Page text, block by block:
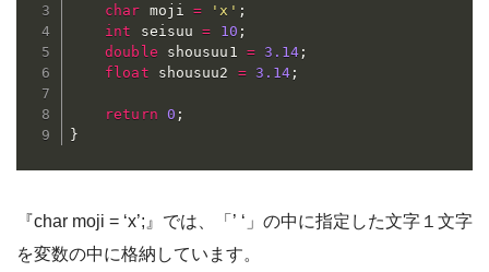
char moji = 'x' ;
int seisuu = 10 ;
double shousuu1 = 3.14 ;
float shousuu2 = 3.14 ;
return 0 ;
}
『char moji = ‘x’;』では、「’ ‘」の中に指定した文字１文字
を変数の中に格納しています。